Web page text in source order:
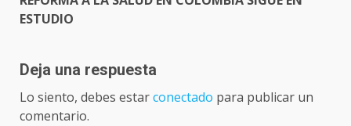
ESTUDIO
Deja una respuesta
Lo siento, debes estarconectado para publicar un
comentario.